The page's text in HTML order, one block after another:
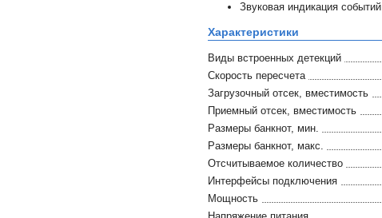
Звуковая индикация событий
Характеристики
Виды встроенных детекций
Скорость пересчета
Загрузочный отсек, вместимость
Приемный отсек, вместимость
Размеры банкнот, мин.
Размеры банкнот, макс.
Отсчитываемое количество
Интерфейсы подключения
Мощность